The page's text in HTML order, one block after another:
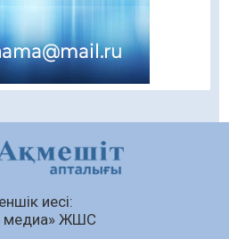
дамыту аясында
жобасы
Қызылорда
басшысы
72,3%-ы жаңа
беруге дайын
иесі:
медиа» ЖШС